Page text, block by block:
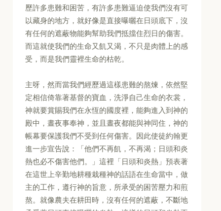
歷許多患難和困苦，有許多患難逼迫使我們沒有可
以藏身的地方，就好像是直接曝曬在日頭底下，沒
有任何的遮蔽物能夠幫助我們抵擋住烈日的傷害。
而這就使我們的生命又飢又渴，不只是肉體上的感
受，而是我們靈裡生命的枯乾。
主呀，然而當我們經歷過這樣患難的熬煉，依然堅
定相信倚靠著基督的寶血，洗淨自己生命的衣裳，
神就要賞賜我們在永恆的國度裡，能夠進入到神的
殿中，晝夜事奉神，並且晝夜都能與神同住，神的
帳幕要保護我們不受到任何傷害。因此使徒約翰更
進一步宣告說：「他們不再飢，不再渴；日頭和炎
熱也必不傷害他們。」這裡「日頭和炎熱」預表著
在這世上辛勤地耕種栽種神的話語在生命當中，做
主的工作，遵行神的旨意，所承受的困苦壓力和煎
熬。就像農夫在耕田時，沒有任何的遮蔽，不斷地